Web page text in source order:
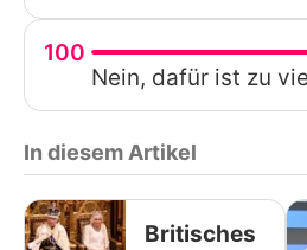
100
Nein, dafür ist zu
In diesem Artikel
Britisches